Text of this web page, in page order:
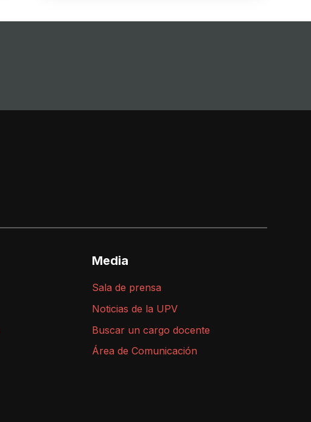
Media
Sala de prensa
Noticias de la UPV
Buscar un cargo docente
Área de Comunicación